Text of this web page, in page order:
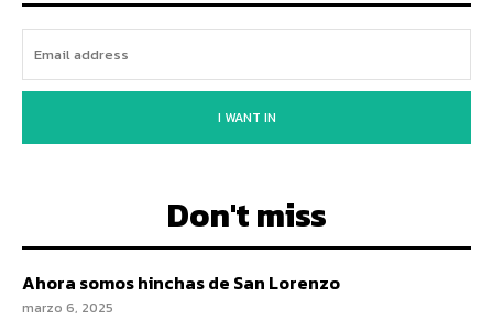
I WANT IN
Don't miss
Ahora somos hinchas de San Lorenzo
marzo 6, 2025